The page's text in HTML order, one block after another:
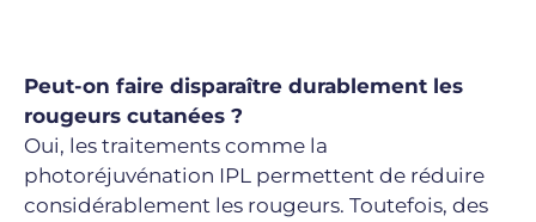
Peut-on faire disparaître durablement les
rougeurs cutanées ?
Oui, les traitements comme la
photoréjuvénation IPL permettent de réduire
considérablement les rougeurs. Toutefois, des